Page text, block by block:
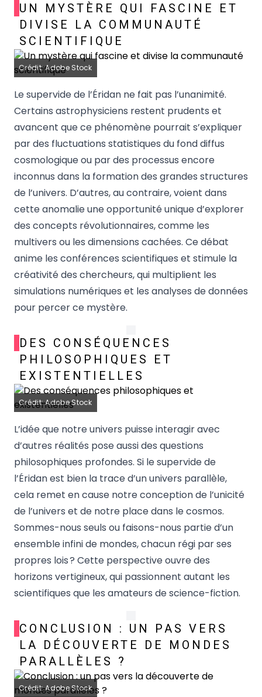
UN MYSTÈRE QUI FASCINE ET
DIVISE LA COMMUNAUTÉ
SCIENTIFIQUE
Crédit: Adobe Stock
Le supervide de l’Éridan ne fait pas l’unanimité.
Certains astrophysiciens restent prudents et
avancent que ce phénomène pourrait s’expliquer
par des fluctuations statistiques du fond diffus
cosmologique ou par des processus encore
inconnus dans la formation des grandes structures
de l’univers. D’autres, au contraire, voient dans
cette anomalie une opportunité unique d’explorer
des concepts révolutionnaires, comme les
multivers ou les dimensions cachées. Ce débat
anime les conférences scientifiques et stimule la
créativité des chercheurs, qui multiplient les
simulations numériques et les analyses de données
pour percer ce mystère.
DES CONSÉQUENCES
PHILOSOPHIQUES ET
EXISTENTIELLES
Crédit: Adobe Stock
L’idée que notre univers puisse interagir avec
d’autres réalités pose aussi des questions
philosophiques profondes. Si le supervide de
l’Éridan est bien la trace d’un univers parallèle,
cela remet en cause notre conception de l’unicité
de l’univers et de notre place dans le cosmos.
Sommes-nous seuls ou faisons-nous partie d’un
ensemble infini de mondes, chacun régi par ses
propres lois ? Cette perspective ouvre des
horizons vertigineux, qui passionnent autant les
scientifiques que les amateurs de science-fiction.
CONCLUSION : UN PAS VERS
LA DÉCOUVERTE DE MONDES
PARALLÈLES ?
Crédit: Adobe Stock